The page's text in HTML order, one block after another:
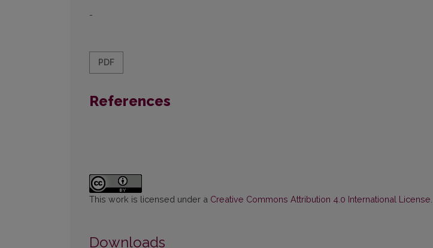
-
PDF
References
This work is licensed under a Creative Commons Attribution 4.0 International License
Downloads